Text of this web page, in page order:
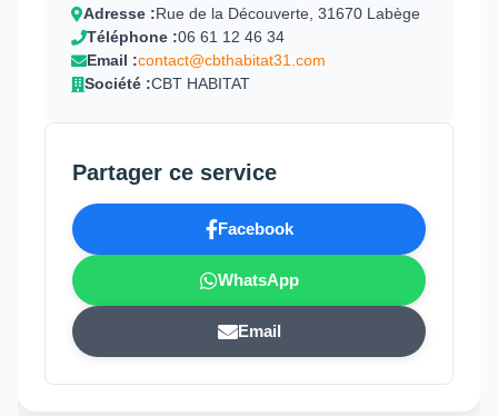
Adresse :Rue de la Découverte, 31670 Labège
Téléphone :06 61 12 46 34
Email :contact@cbthabitat31.com
Société :CBT HABITAT
Partager ce service
Facebook
WhatsApp
Email